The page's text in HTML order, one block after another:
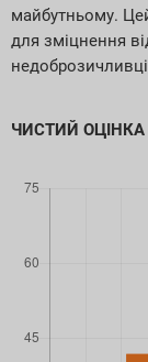
майбутньому.
для зміцнення
ЧИСТИЙ